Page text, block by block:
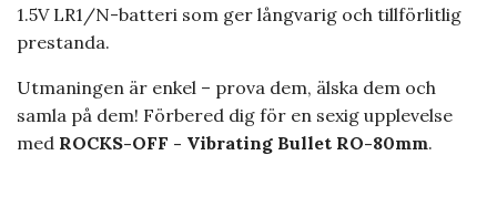
1.5V LR1/N-batteri som ger långvarig och tillförlitlig
prestanda.
Utmaningen är enkel – prova dem, älska dem och
samla på dem! Förbered dig för en sexig upplevelse
med ROCKS-OFF - Vibrating Bullet RO-80mm.